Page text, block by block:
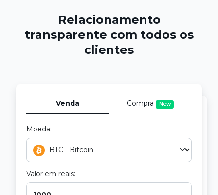
Relacionamento
transparente com todos os
clientes
Venda Compra New
Moeda:
Valor em reais: